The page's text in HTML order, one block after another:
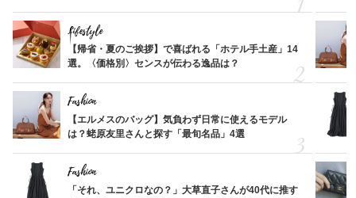
Lifestyle
【帰省・夏のご挨拶】で喜ばれる「ホテル手土産」14
選。〈価格別〉センスが伝わる逸品は？
Fashion
【エルメスのバッグ】気負わず日常に使えるモデル
は？蛯原友里さんと探す「最旬名品」4選
Fashion
「それ、ユニクロなの？」大草直子さんが40代に推す